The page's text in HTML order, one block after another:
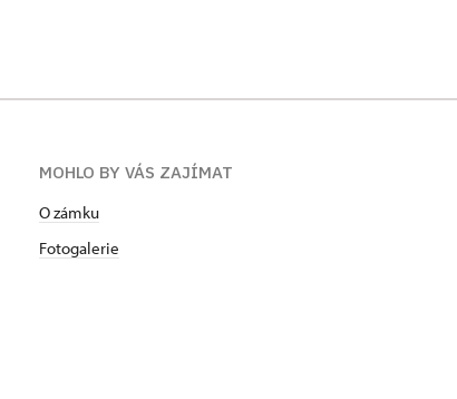
MOHLO BY VÁS ZAJÍMAT
O zámku
Fotogalerie